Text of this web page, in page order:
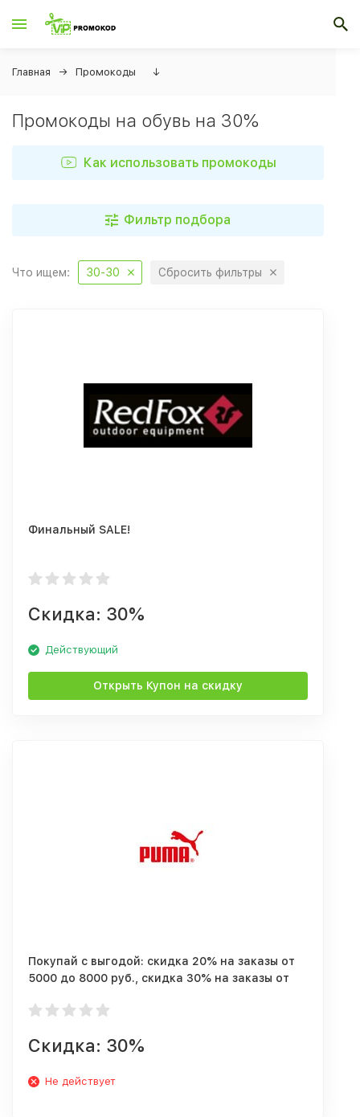
Главная Промокоды ↓
Промокоды на обувь на 30%
Как использовать промокоды
Фильтр подбора
Что ищем: 30-30 Сбросить фильтры
Финальный SALE!
Скидка: 30%
Действующий
Открыть Купон на скидку
Покупай с выгодой: скидка 20% на заказы от
5000 до 8000 руб., скидка 30% на заказы от
Скидка: 30%
Не действует